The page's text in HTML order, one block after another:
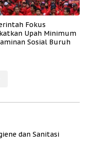
Fokus
Upah Minimum
Sosial Buruh
dan Sanitasi